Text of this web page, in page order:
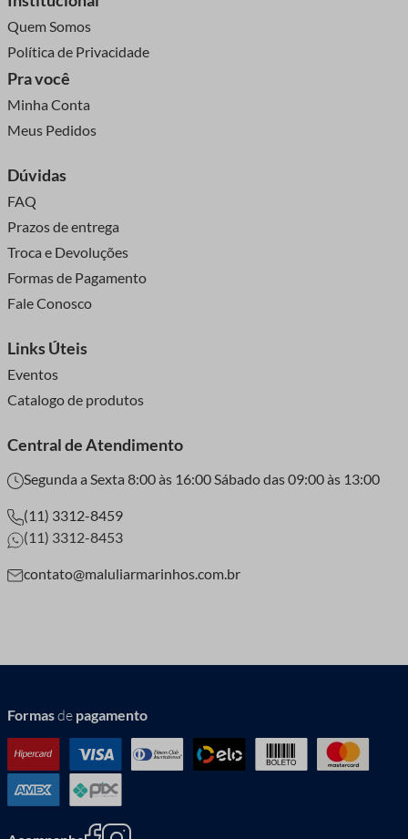
Quem Somos
Política de Privacidade
Pra você
Minha Conta
Meus Pedidos
Dúvidas
FAQ
Prazos de entrega
Troca e Devoluções
Formas de Pagamento
Fale Conosco
Links Úteis
Eventos
Catalogo de produtos
Central de Atendimento
Segunda a Sexta 8:00 às 16:00 Sábado das 09:00 às 13:00
(11) 3312-8459
(11) 3312-8453
contato@maluliarmarinhos.com.br
Formasde pagamento